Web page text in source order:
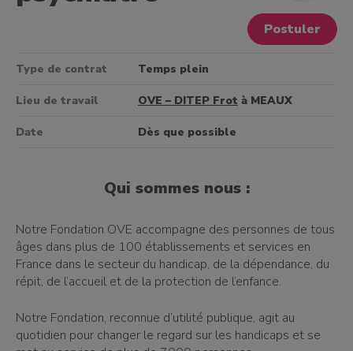
Postuler
Type de contrat Temps plein
Lieu de travail OVE – DITEP Frot à MEAUX
Date Dès que possible
Qui sommes nous :
Notre Fondation OVE accompagne des personnes de tous
âges dans plus de 100 établissements et services en
France dans le secteur du handicap, de la dépendance, du
répit, de l’accueil et de la protection de l’enfance.
Notre Fondation, reconnue d’utilité publique, agit au
quotidien pour changer le regard sur les handicaps et se